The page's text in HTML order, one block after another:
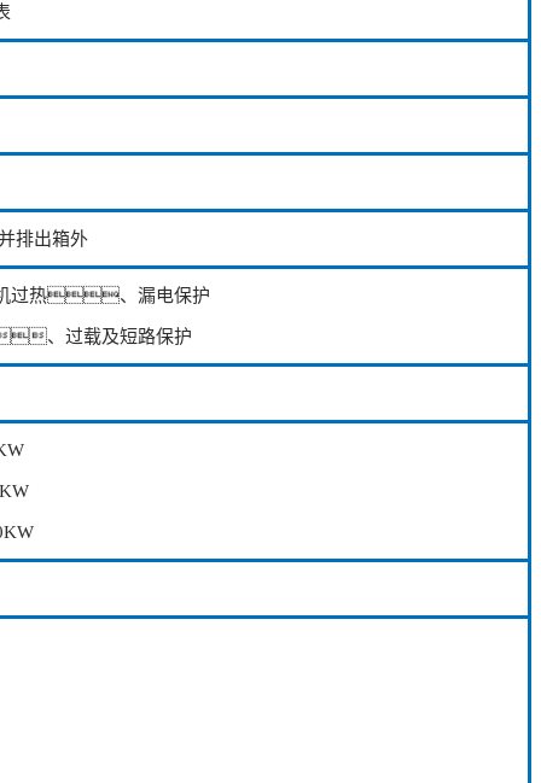
排出箱外
热、漏电保护
、过载及短路保护